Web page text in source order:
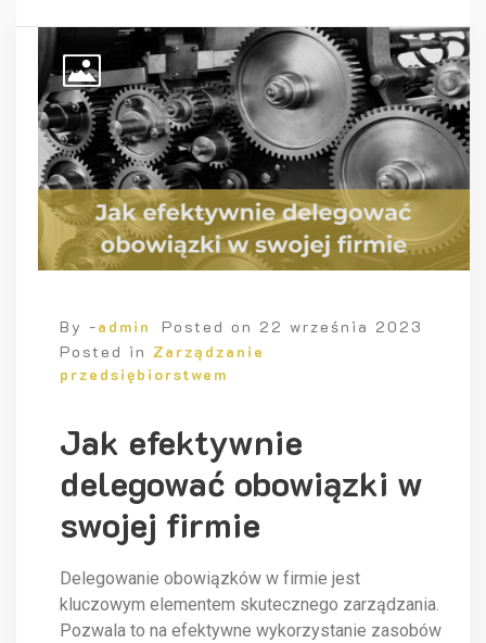
By -admin Posted on 22 września 2023
Posted in Zarządzanie
przedsiębiorstwem
Jak efektywnie
delegować obowiązki w
swojej firmie
Delegowanie obowiązków w firmie jest
kluczowym elementem skutecznego zarządzania.
Pozwala to na efektywne wykorzystanie zasobów